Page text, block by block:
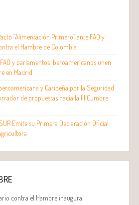
“Alimentación Primero” ante FAO y
el Hambre de Colombia
y parlamentos iberoamericanos unen
en Madrid
y Caribeña por la Seguridad
de propuestas hacia la III Cumbre
Emite su Primera Declaración Oficial
contra el Hambre inaugura